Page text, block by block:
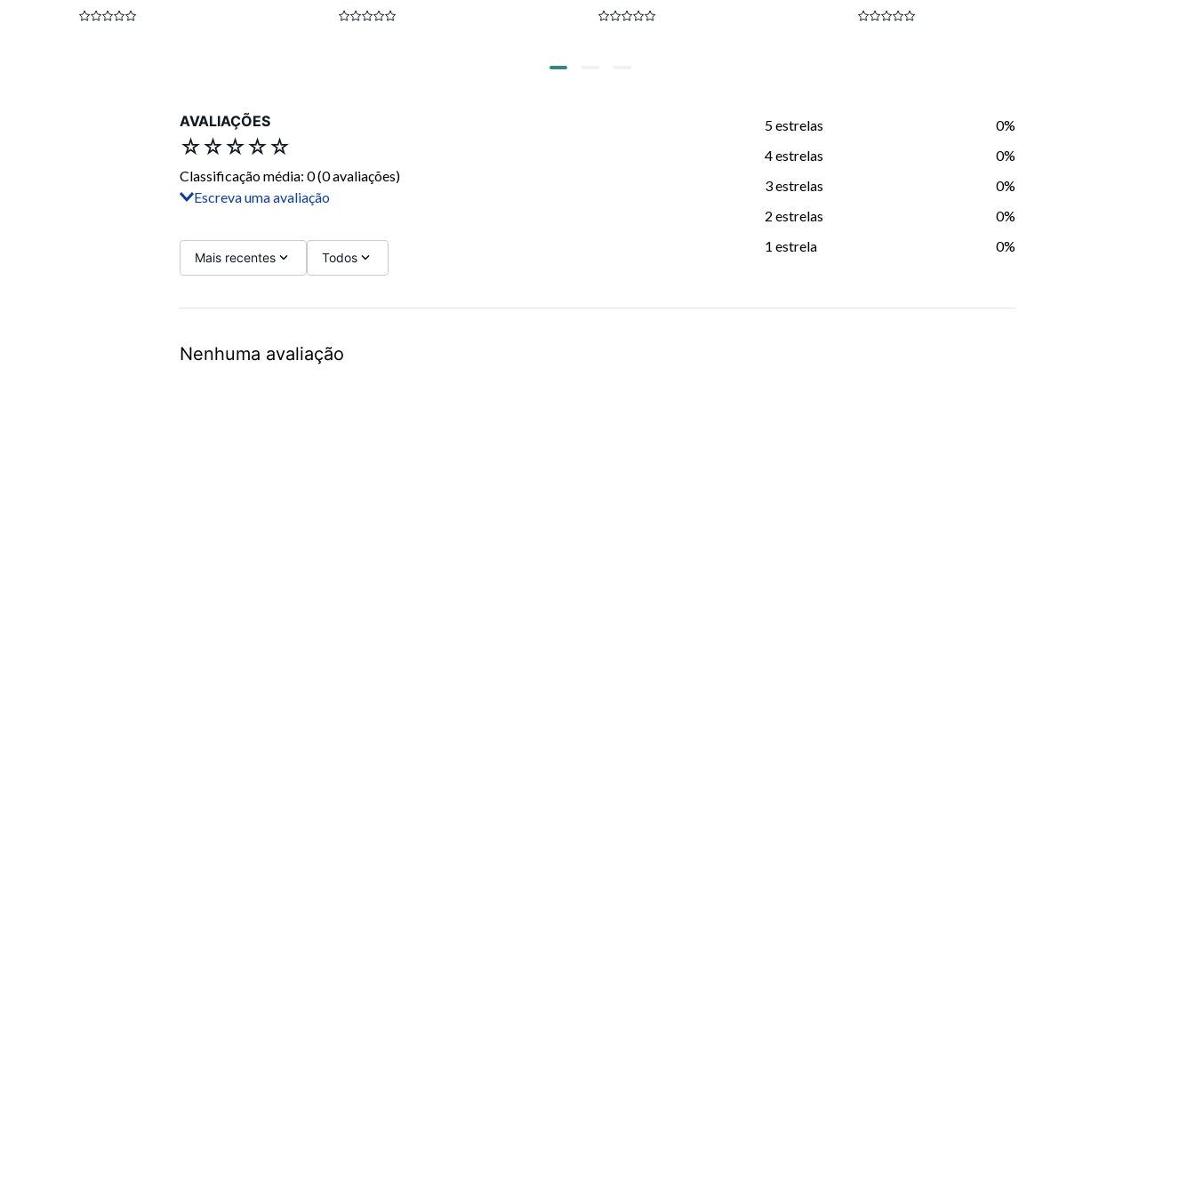
AVALIAÇÕES
☆☆☆☆☆
Classificação média: 0(0 avaliações)
5 estrelas
0%
4 estrelas
0%
3 estrelas
0%
2 estrelas
0%
1 estrela
0%
Escreva uma avaliação
Título
Avalie o produto de 1 a 5 estrelas
Seu nome
Mais recentes Todos
Nenhuma avaliação